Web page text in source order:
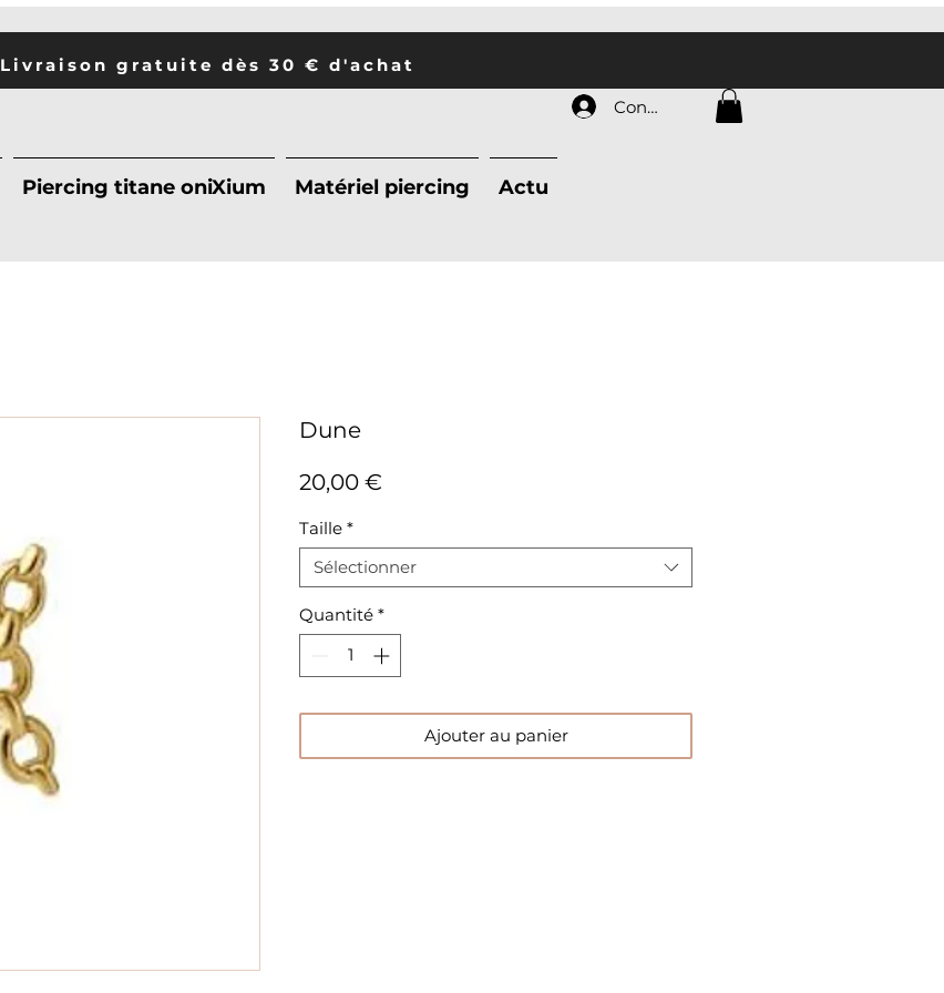
Livraison gratuite dès 30 € d'achat
Connexion
Piercing titane oniXium Matériel piercing Actu
Dune
20,00 €
Taille *
Sélectionner
Quantité *
Ajouter au panier